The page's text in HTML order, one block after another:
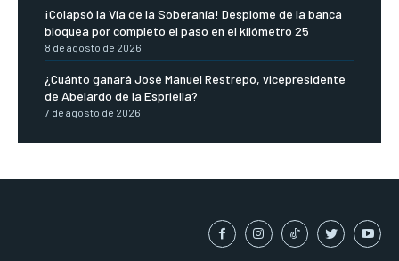
¡Colapsó la Vía de la Soberanía! Desplome de la banca
bloquea por completo el paso en el kilómetro 25
8 de agosto de 2026
¿Cuánto ganará José Manuel Restrepo, vicepresidente
de Abelardo de la Espriella?
7 de agosto de 2026